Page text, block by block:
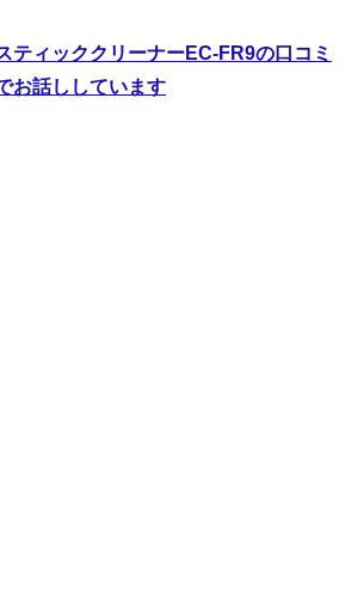
ティッククリーナーEC-FR9の口コミ
お話ししています